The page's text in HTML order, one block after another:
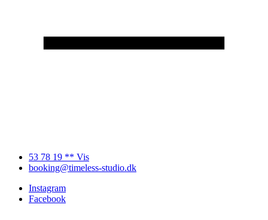
53 78 19 ** Vis
booking@timeless-studio.dk
Instagram
Facebook